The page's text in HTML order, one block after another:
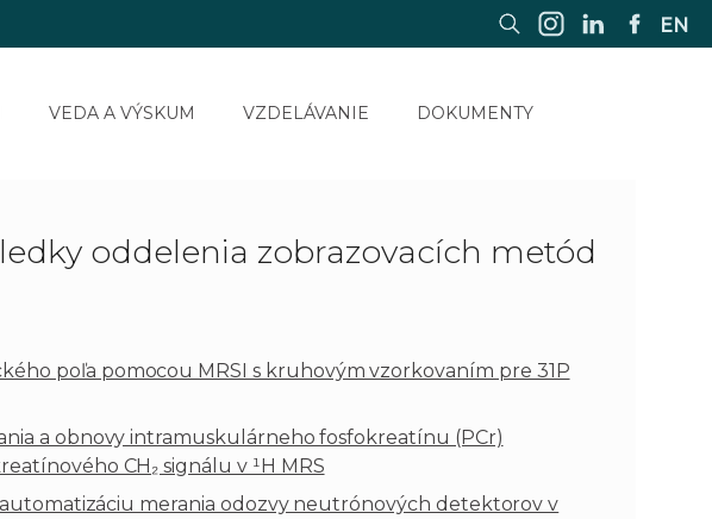
VEDA A VÝSKUM VZDELÁVANIE DOKUMENTY
EN
oddelenia zobrazovacích metód
poľa pomocou MRSI s kruhovým vzorkovaním pre 31P
a obnovy intramuskulárneho fosfokreatínu (PCr)
CH₂ signálu v ¹H MRS
automatizáciu merania odozvy neutrónových detektorov v